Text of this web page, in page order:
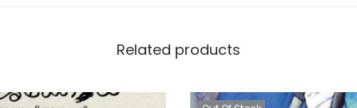
Related products